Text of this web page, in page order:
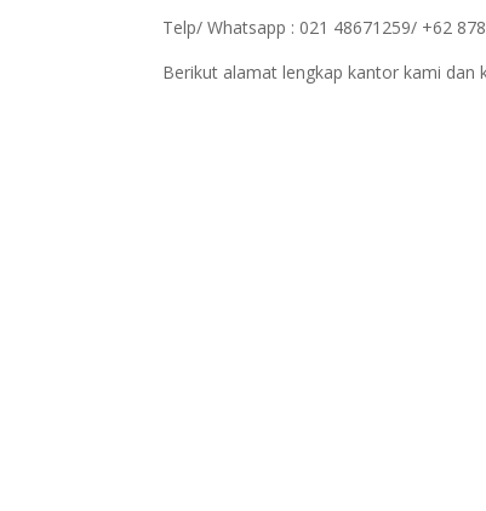
Telp/ Whatsapp : 021 48671259/ +62
Berikut alamat lengkap kantor kami